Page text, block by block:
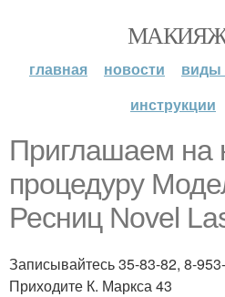
МАКИЯЖ
главная новости виды
инструкции
Приглашаем на
процедуру
Ресниц Novel
Записывайтесь 35-83-82, 8-
Приходите К. Маркса 43